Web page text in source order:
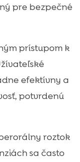
pre bezpečné
prístupom k
efektívny a
potvrdenú
roztok
sa často